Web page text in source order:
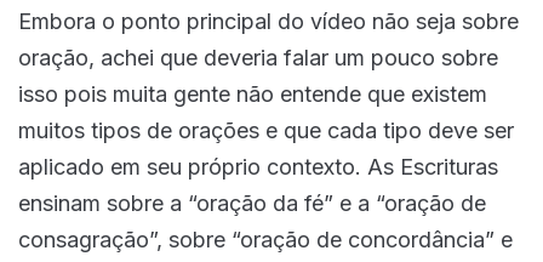
Embora o ponto principal do vídeo não seja sobre
oração, achei que deveria falar um pouco sobre
isso pois muita gente não entende que existem
muitos tipos de orações e que cada tipo deve ser
aplicado em seu próprio contexto. As Escrituras
ensinam sobre a “oração da fé” e a “oração de
consagração”, sobre “oração de concordância” e